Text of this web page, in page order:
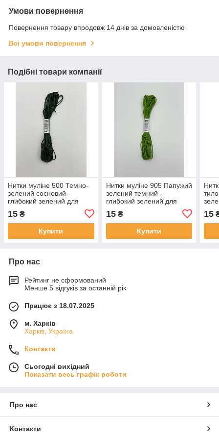
Умови повернення
Повернення товару впродовж 14 днів за домовленістю
Всі умови повернення
Подібні товари компанії
Нитки муліне 500 Темно-
зелений сосновий -
глибокий зелений для
15 ₴
Купити
Нитки муліне 905 Папужий
зелений темний -
глибокий зелений для
15₴
Купити
15
Про нас
Рейтинг не сформований
Менше 5 відгуків за останній рік
Працює з 18.07.2025
м. Харків
Харків, Україна
Контакти
Сьогодні вихідний
Показати весь графік роботи
Про нас
Контакти